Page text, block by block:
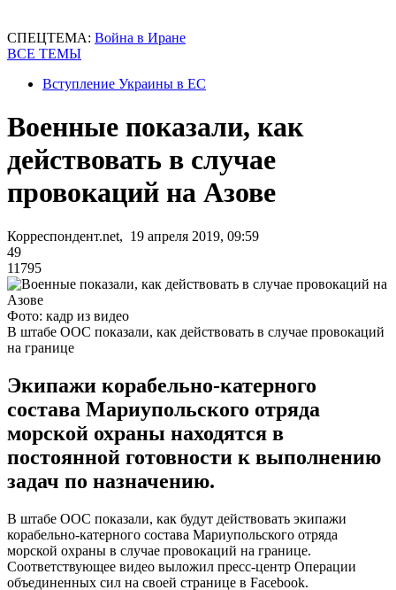
СПЕЦТЕМА: Война в Иране
ВСЕ ТЕМЫ
Вступление Украины в ЕС
Военные показали, как
действовать в случае
провокаций на Азове
Корреспондент.net, 19 апреля 2019, 09:59
49
11795
Фото: кадр из видео
В штабе ООС показали, как действовать в случае провокаций
на границе
Экипажи корабельно-катерного
состава Мариупольского отряда
морской охраны находятся в
постоянной готовности к выполнению
задач по назначению.
В штабе ООС показали, как будут действовать экипажи
корабельно-катерного состава Мариупольского отряда
морской охраны в случае провокаций на границе.
Соответствующее видео выложил пресс-центр Операции
объединенных сил на своей странице в Facebook.